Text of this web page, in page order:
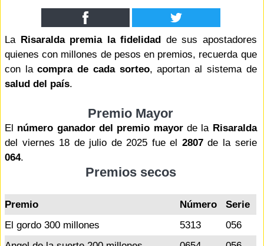
La Risaralda premia la fidelidad de sus apostadores
quienes con millones de pesos en premios, recuerda que
con lacompra de cada sorteo, aportan al sistema de
salud del país.
Premio Mayor
El número ganador del premio mayorde la Risaralda
del viernes 18 de julio de 2025 fue el 2807de la serie
064.
Premios secos
Premio Número
Serie
El gordo 300 millones
5313
056